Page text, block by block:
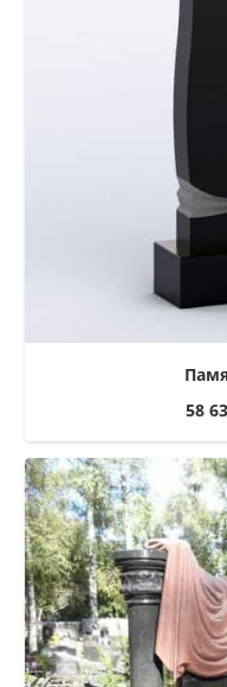
58